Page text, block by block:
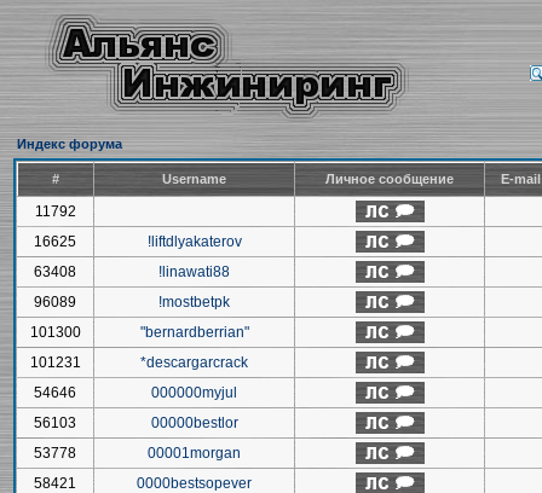
Индекс форума
# Username Личное сообщение E-
11792
16625
!liftdlyakaterov
63408
!linawati88
96089
!mostbetpk
101300
"bernardberrian"
101231
*descargarcrack
54646
000000myjul
56103
00000bestlor
53778
00001morgan
58421
0000bestsopever